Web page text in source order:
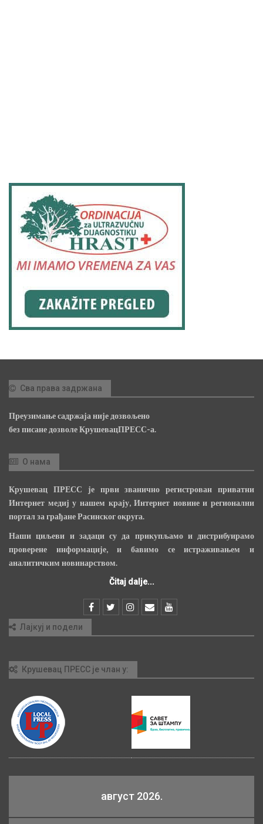
Сва права задржана
Преузимање садржаја није дозвољено
без писане дозволе КрушевацПРЕСС-а.
О нама
Крушевац ПРЕСС је први званично регистрован приватни
Интернет медиј у нашем крају, Интернет новине и регионални
портал за грађане Расинског округа.
Наши циљеви и задаци су да прикупљамо и дистрибуирамо
проверене информације, и бавимо се истраживањем и
аналитичким новинарством.
Čitaj dalje...
Лајкуј и подели
Крушевац ПРЕСС је члан у:
август 2026.